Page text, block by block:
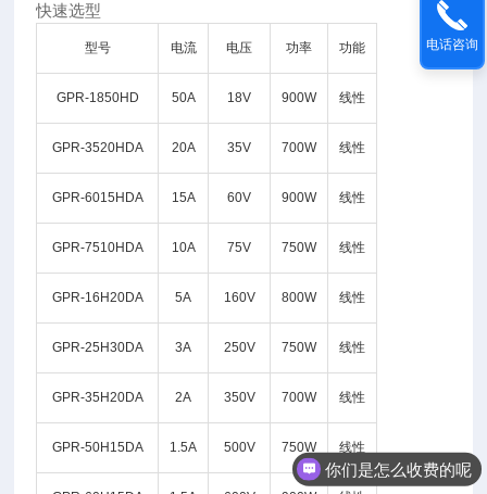
你们是怎么收费的呢
快速选型
型号 电流 电压 功率 功能
GPR-1850HD 50A 18V 900W 线性
GPR-3520HDA 20A 35V 700W 线性
GPR-6015HDA 15A 60V 900W 线性
GPR-7510HDA 10A 75V 750W 线性
GPR-16H20DA 5A 160V 800W 线性
GPR-25H30DA 3A 250V 750W 线性
GPR-35H20DA 2A 350V 700W 线性
GPR-50H15DA 1.5A 500V 750W 线性
电话咨询